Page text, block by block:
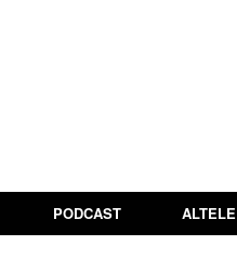
PODCAST ALTELE